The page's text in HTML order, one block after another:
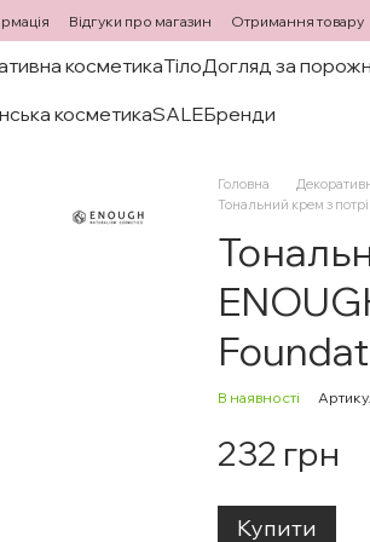
Відгуки про магазин Отримання товару
косметикаТілоДогляд за
косметикаSALEБренди
Головна
Тональний крем з
В наявності
232 грн
Купити